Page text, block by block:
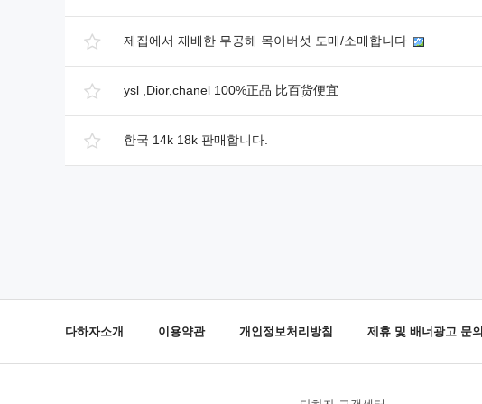
제집에서 재배한 무공해 목이버섯 도매/소매합니다
ysl ,Dior,chanel 100%正品 比百货便宜
한국 14k 18k 판매합니다.
다하자소개 이용약관 개인정보처리방침 제휴 및 배너광고 문의